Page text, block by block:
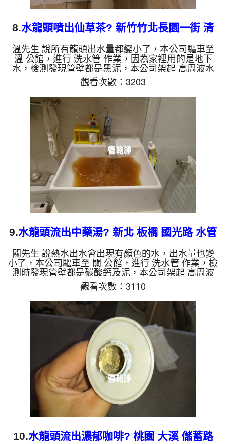
8.水龍頭噴出仙草茶? 新竹竹北長園一街 清
洗水管
溫先生 說所有龍頭出水量都變小了，本公司驅車至
溫 公館，進行 洗水管 作業，因為家裡用的是地下
水，檢測發現管壁都是黑泥，本公司架起 高周波水
管清洗機，灌入 檸檬酸 至水管，等了約15分，開啟
水管清洗機 ，啟動 螺旋波 模式，一洗水管就洗出髒
水，顏色越洗越髒，看起來跟仙草茶，過程中多次堵
住，改用特殊工法，三個多小時後，出水量恢復了。
如是自來水，如水管老化，會產生鐵鏽跟泥沙堆積，
洗出來的水就會是咖啡色，地下水含有氧化錳，管壁
上會結成黑色管垢，洗出來的水會跟石油一樣黑，有
些洗出綠色的水，是...
觀看次數：3203
9.水龍頭流出中藥湯? 新北 板橋 國光路 水管
清洗
關先生 說熱水出水會出現有顏色的水，出水量也變
小了，本公司驅車至 關 公館，進行 洗水管 作業，檢
測時發現管壁都是碳酸鈣及泥，本公司架起 高周波
水管清洗機，灌入 檸檬酸 至水管，等了約15分，開
啟 水管清洗機 ，啟動 螺旋波 模式，一洗水管就洗出
泥水，顏色越洗越髒，看起來跟中藥湯沒兩樣，兩個
多小時後，出水變乾淨出水量也變大了。 如是自來
水，如水管老化，會產生鐵鏽跟泥沙堆積，洗出來的
水就會是咖啡色，地下水含有氧化錳，管壁上會結成
黑色管垢，洗出來的水會跟石油一樣黑，有些洗出綠
色的水，是因為裡面...
觀看次數：3110
10.水龍頭流出濃郁咖啡? 桃園 大溪 儲蓄路